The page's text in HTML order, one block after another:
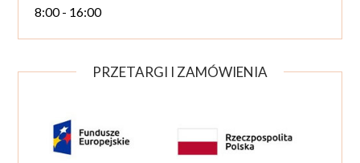
8:00 - 16:00
PRZETARGI I ZAMÓWIENIA